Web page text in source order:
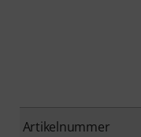
Artikelnummer